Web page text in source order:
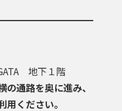
地下１階
通路を奥に進み、
ください。